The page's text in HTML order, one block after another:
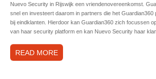
Nuevo Security in Rijswijk een vriendenovereenkomst.
snel en investeert daarom in partners die het Guardian360
bij eindklanten. Hierdoor kan Guardian360 zich focussen
van haar security platform en kan Nuevo Security haar
READ MORE